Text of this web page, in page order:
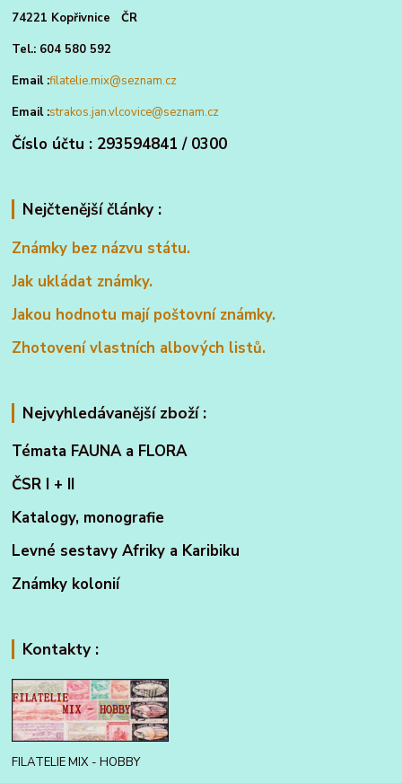
74221 Kopřivnice ČR
Tel.: 604 580 592
Email :filatelie.mix@seznam.cz
Email :strakos.jan.vlcovice@seznam.cz
Číslo účtu : 293594841 / 0300
Nejčtenější články :
Známky bez názvu státu.
Jak ukládat známky.
Jakou hodnotu mají poštovní známky.
Zhotovení vlastních albových listů.
Nejvyhledávanější zboží :
Témata FAUNA a FLORA
ČSR I + II
Katalogy, monografie
Levné sestavy Afriky a Karibiku
Známky kolonií
Kontakty :
FILATELIE MIX - HOBBY